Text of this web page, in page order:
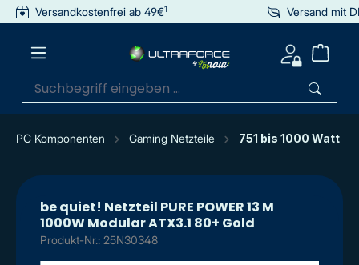
springen
Versandkostenfrei ab 49€1 Versand mit
PC Komponenten Gaming Netzteile 751 bis 1000 Watt
be quiet! Netzteil PURE POWER 13 M
1000W Modular ATX3.1 80+ Gold
Produkt-Nr.: 25N30348